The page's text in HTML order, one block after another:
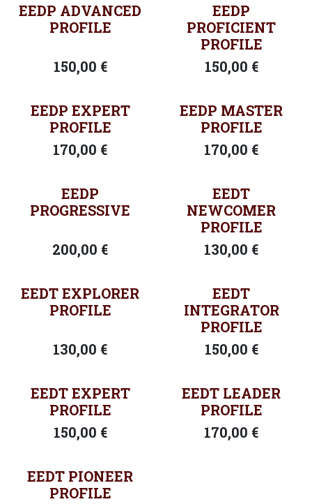
EEDP ADVANCED
PROFILE
150,00 €
EEDP
PROFICIENT
PROFILE
150,00 €
EEDP EXPERT
PROFILE
170,00 €
EEDP MASTER
PROFILE
170,00 €
EEDP
PROGRESSIVE
200,00 €
EEDT
NEWCOMER
PROFILE
130,00 €
EEDT EXPLORER
PROFILE
130,00 €
EEDT
INTEGRATOR
PROFILE
150,00 €
EEDT EXPERT
PROFILE
150,00 €
EEDT LEADER
PROFILE
170,00 €
EEDT PIONEER
PROFILE